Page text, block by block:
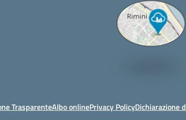
TrasparenteAlbo onlinePrivacy PolicyDichiarazione